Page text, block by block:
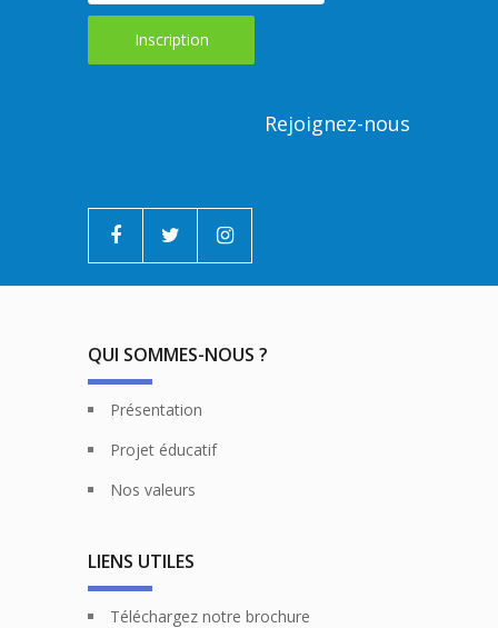
Rejoignez-nous
QUI SOMMES-NOUS ?
Présentation
Projet éducatif
Nos valeurs
LIENS UTILES
Téléchargez notre brochure